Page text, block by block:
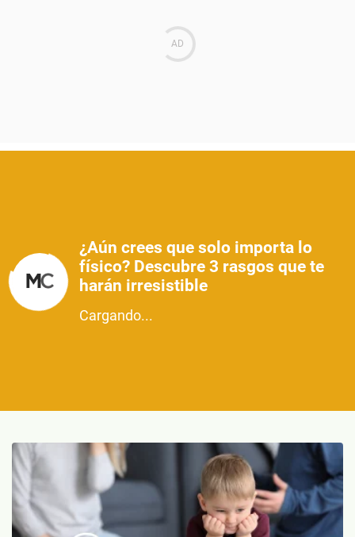
¿Aún crees que solo importa lo
físico? Descubre 3 rasgos que te
harán irresistible
Cargando...